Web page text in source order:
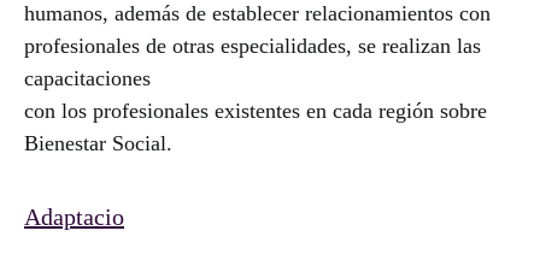
humanos, además de establecer relacionamientos con
profesionales de otras especialidades, se realizan las
capacitaciones
con los profesionales existentes en cada región sobre
Bienestar Social.
Adaptacio